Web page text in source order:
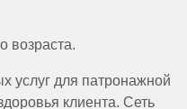
возраста.
услуг для патронажной
клиента. Сеть